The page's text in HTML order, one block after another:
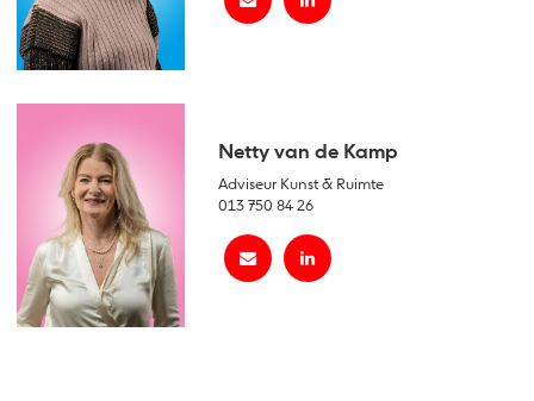
Netty van de Kamp
Adviseur Kunst & Ruimte
013 750 84 26